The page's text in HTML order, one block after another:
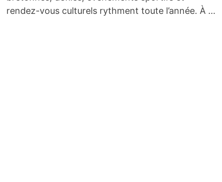
rendez-vous culturels rythment toute l’année. À …